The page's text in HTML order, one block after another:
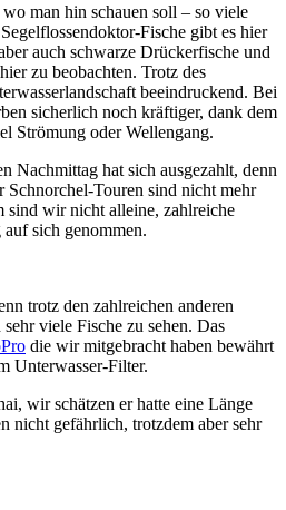
man hin schauen soll – so viele
Fische gibt es hier
auch schwarze Drückerfische und
zu beobachten. Trotz des
beeindruckend. Bei
sicherlich noch kräftiger, dank dem
Strömung oder Wellengang.
Nachmittag hat sich ausgezahlt, denn
Touren sind nicht mehr
sind wir nicht alleine, zahlreiche
sich genommen.
trotz den zahlreichen anderen
viele Fische zu sehen. Das
die wir mitgebracht haben bewährt
Unterwasser-Filter.
wir schätzen er hatte eine Länge
nicht gefährlich, trotzdem aber sehr